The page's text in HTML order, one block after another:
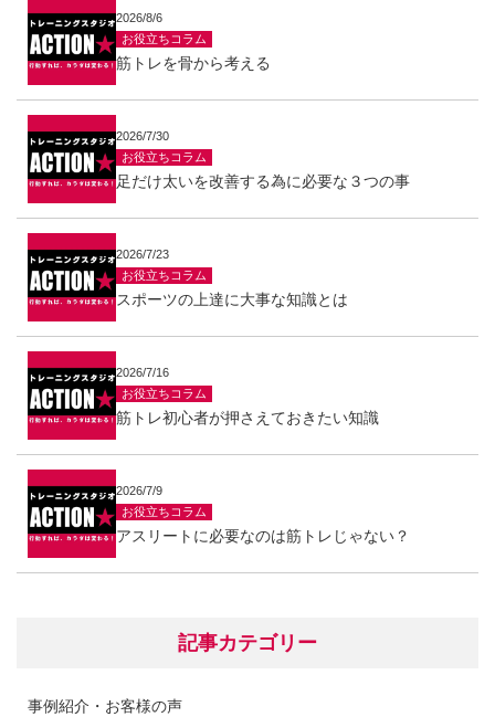
2026/8/6
お役立ちコラム
筋トレを骨から考える
2026/7/30
お役立ちコラム
足だけ太いを改善する為に必要な３つの事
2026/7/23
お役立ちコラム
スポーツの上達に大事な知識とは
2026/7/16
お役立ちコラム
筋トレ初心者が押さえておきたい知識
2026/7/9
お役立ちコラム
アスリートに必要なのは筋トレじゃない？
記事カテゴリー
事例紹介・お客様の声